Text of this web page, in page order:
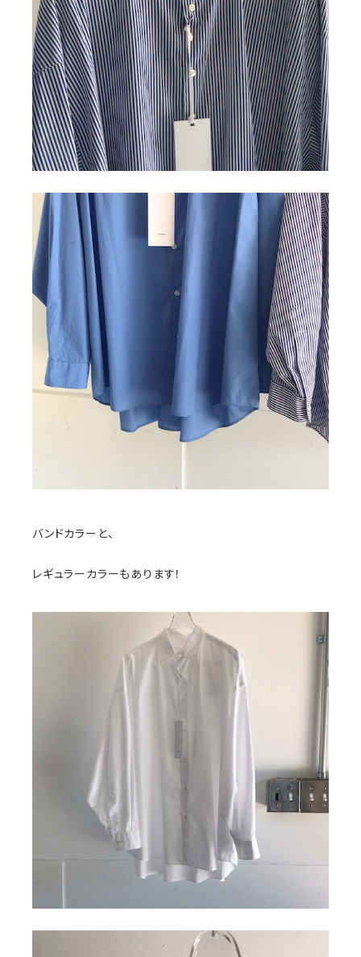
バンドカラーと、
レギュラーカラーもあります！